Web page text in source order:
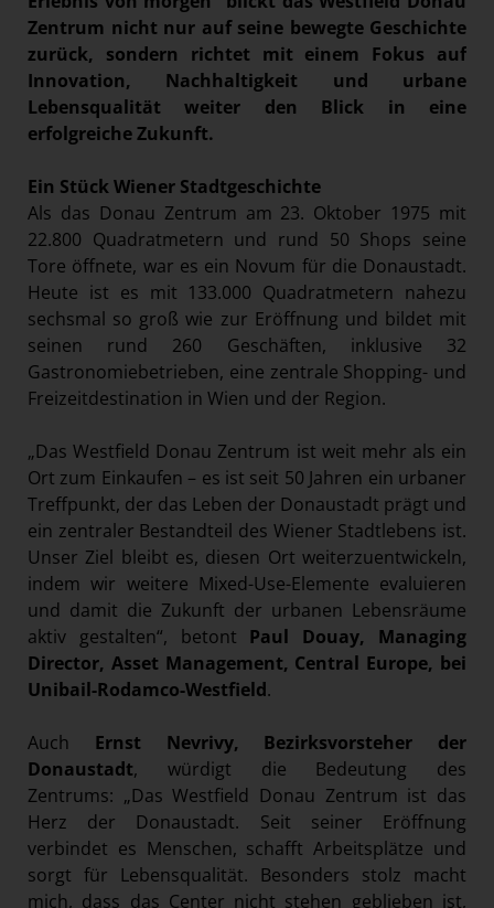
Paradies Garten
Raisin
section.d
Swiss Life Select
The Hoxton
Unibail-Rodamco-Westfield
Corporate & Finance
Real Estate
Vöslauer
NMK
KONTAKT
Zentrum nicht nur auf seine bewegte Geschichte
zurück, sondern richtet mit einem Fokus auf
Innovation, Nachhaltigkeit und urbane
Lebensqualität weiter den Blick in eine
erfolgreiche Zukunft.
Ein Stück Wiener Stadtgeschichte
Als das Donau Zentrum am 23. Oktober 1975 mit
22.800 Quadratmetern und rund 50 Shops seine
Tore öffnete, war es ein Novum für die Donaustadt.
Heute ist es mit 133.000 Quadratmetern nahezu
sechsmal so groß wie zur Eröffnung und bildet mit
seinen rund 260 Geschäften, inklusive 32
Gastronomiebetrieben, eine zentrale Shopping- und
Freizeitdestination in Wien und der Region.
„Das Westfield Donau Zentrum ist weit mehr als ein
Ort zum Einkaufen – es ist seit 50 Jahren ein urbaner
Treffpunkt, der das Leben der Donaustadt prägt und
ein zentraler Bestandteil des Wiener Stadtlebens ist.
Unser Ziel bleibt es, diesen Ort weiterzuentwickeln,
indem wir weitere Mixed-Use-Elemente evaluieren
und damit die Zukunft der urbanen Lebensräume
aktiv gestalten“, betont Paul Douay, Managing
Director, Asset Management, Central Europe, bei
Unibail-Rodamco-Westfield.
Auch Ernst Nevrivy, Bezirksvorsteher der
Donaustadt, würdigt die Bedeutung des
Zentrums: „Das Westfield Donau Zentrum ist das
Herz der Donaustadt. Seit seiner Eröffnung
verbindet es Menschen, schafft Arbeitsplätze und
sorgt für Lebensqualität. Besonders stolz macht
mich, dass das Center nicht stehen geblieben ist,